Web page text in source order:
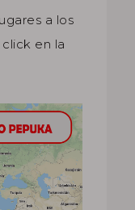
a los
click en la